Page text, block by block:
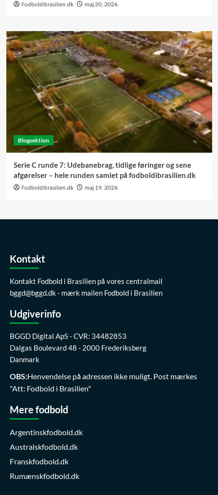
Fodboldibrasilien.dk maj 20, 2026
Blogsektion
Serie C runde 7: Udebanebrag, tidlige føringer og sene
afgørelser – hele runden samlet på fodboldibrasilien.dk
Fodboldibrasilien.dk maj 19, 2026
Kontakt
Kontakt Fodbold i Brasilien på vores centralmail
bggd@bggd.dk- mærk mailen Fodbold i Brasilien
Udgiverinfo
BGGD Digital ApS - CVR: 34482853
Dalgas Boulevard 48 - 2000 Frederiksberg
Danmark
OBS:Henvendelse på adressen ikke muligt. Post mærkes
"Att: Fodbold i Brasilien"
Mere fodbold
Argentinskfodbold.dk
Australskfodbold.dk
Franskfodbold.dk
Rumænskfodbold.dk